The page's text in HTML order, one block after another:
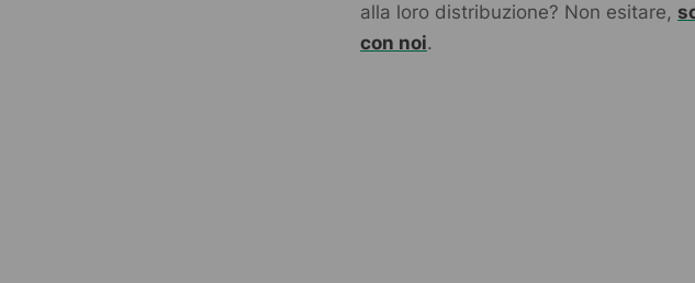
alla loro distribuzione? Non esitare,
con noi.